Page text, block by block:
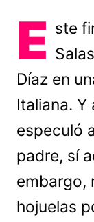
E ste
Díaz en
Italiana. Y
especuló
padre, sí
embargo,
hojuelas